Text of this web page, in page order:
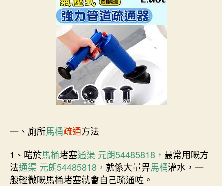
一、廁所馬桶疏通方法
1、啱於馬桶堵塞通渠 元朗54485818， 最常用嘅方
法通渠 元朗54485818， 就係大量畀馬桶灌水，一
般輕微嘅馬桶堵塞就會自己疏通咗。